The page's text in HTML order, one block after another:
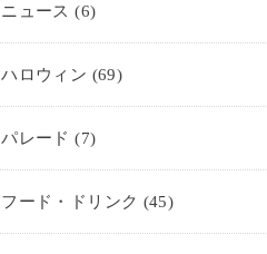
ニュース(6)
ハロウィン (69)
パレード(7)
フード・ドリンク (45)